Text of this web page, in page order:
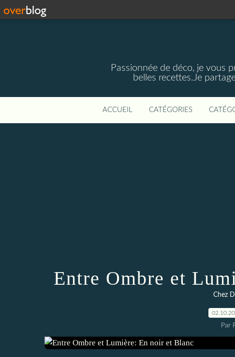
Passionnée de déco, je vous
belles recettes.Je
ACCUEIL CATÉGORIES
Entre Ombre et
Chez
Par